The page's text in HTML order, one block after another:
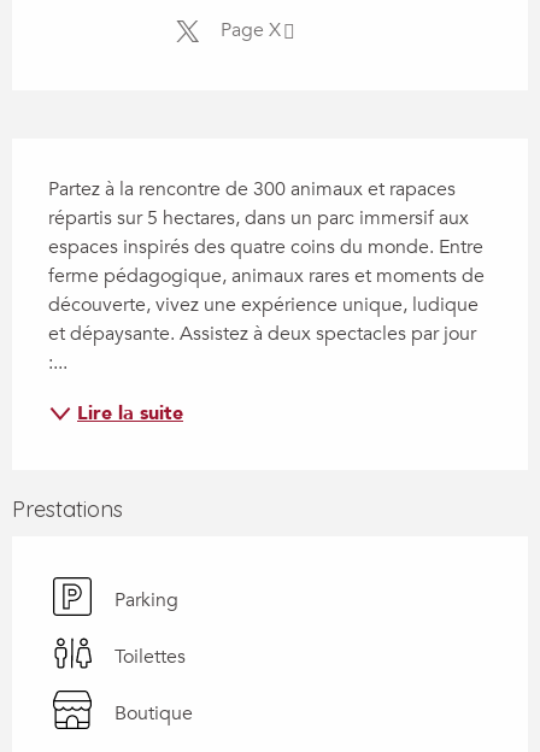
Page X
Partez à la rencontre de 300 animaux et rapaces
répartis sur 5 hectares, dans un parc immersif aux
espaces inspirés des quatre coins du monde. Entre
ferme pédagogique, animaux rares et moments de
découverte, vivez une expérience unique, ludique
et dépaysante. Assistez à deux spectacles par jour
:...
Lire la suite
Prestations
Parking
Toilettes
Boutique